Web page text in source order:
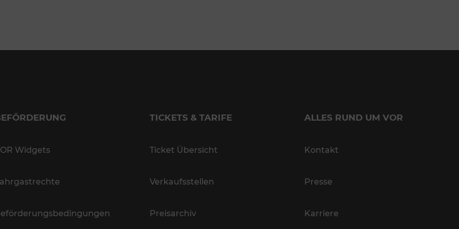
Widgets
TICKETS & TARIFE
Ticket Übersicht
Verkaufsstellen
Preisarchiv
ALLES RUND UM VOR
Kontakt
Presse
Karriere